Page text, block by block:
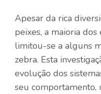
Apesar da rica
peixes, a maioria
limitou-se a alguns
zebra. Esta
evolução dos
seu comportamento,